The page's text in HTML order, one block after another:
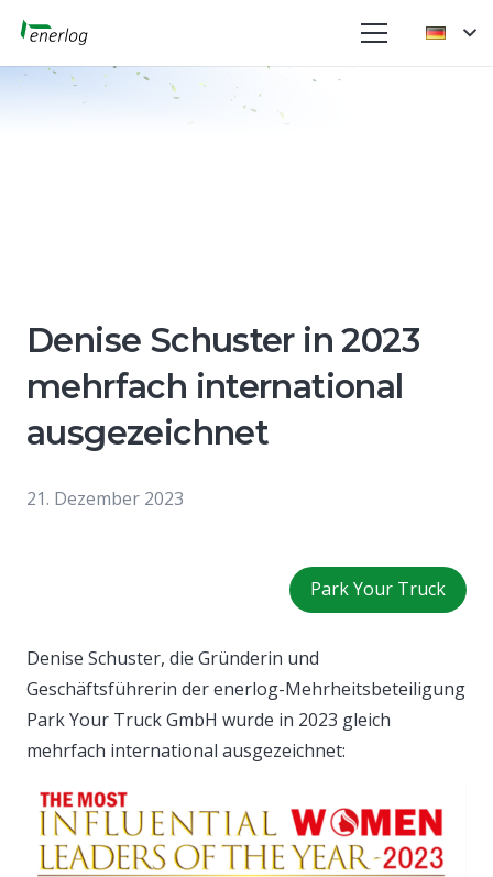
Denise Schuster in 2023
mehrfach international
ausgezeichnet
21. Dezember 2023
Park Your Truck
Denise Schuster, die Gründerin und
Geschäftsführerin der enerlog-Mehrheitsbeteiligung
Park Your Truck GmbH wurde in 2023 gleich
mehrfach international ausgezeichnet: